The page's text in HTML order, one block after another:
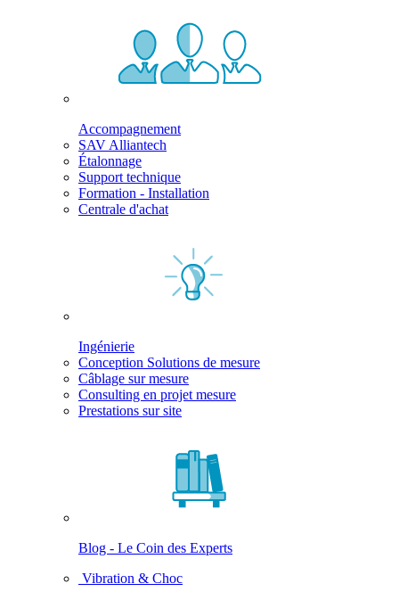
Accompagnement
SAV Alliantech
Étalonnage
Support technique
Formation - Installation
Centrale d'achat
Ingénierie
Conception Solutions de mesure
Câblage sur mesure
Consulting en projet mesure
Prestations sur site
Blog - Le Coin des Experts
Vibration & Choc